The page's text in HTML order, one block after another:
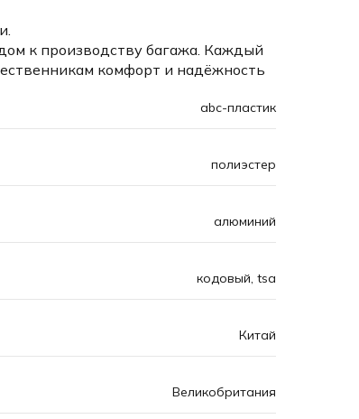
к производству багажа. Каждый
комфорт и надёжность
abc-пластик
полиэстер
алюминий
кодовый, tsa
Китай
Великобритания